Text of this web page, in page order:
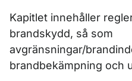
Kapitlet innehåller
brandskydd, så som
avgränsningar/
brandbekämpning och